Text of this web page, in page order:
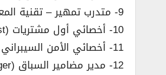
9- متدرب تمهير – تقنية المعلومات (IT – Tamheer Trainee).
10- أخصائي أول مشتريات (Sr. Procurement Specialist).
11- أخصائي الأمن السيبراني (Cybersecurity Specialist).
12- مدير مضامير السباق (Tracks Manager).